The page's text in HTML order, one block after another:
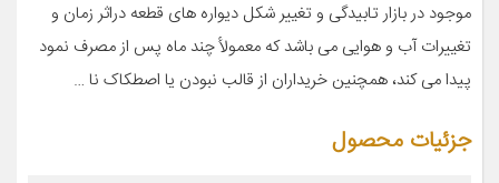
موجود در بازار تابیدگی و تغییر شکل دیواره های قطعه دراثر زمان و
تغییرات آب و هوایی می باشد که معمولأ چند ماه پس از مصرف نمود
پیدا می کند، همچنین خریداران از قالب نبودن یا اصطکاک نا …
جزئیات محصول